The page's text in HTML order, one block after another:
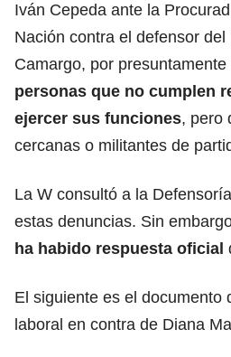
Iván Cepeda ante la
Nación contra el defensor
Camargo, por presuntamente
personas que no cumplen
ejercer sus funciones, pero
cercanas o militantes de
La W consultó a la
estas denuncias. Sin
ha habido respuesta oficial
El siguiente es el documento
laboral en contra de Diana